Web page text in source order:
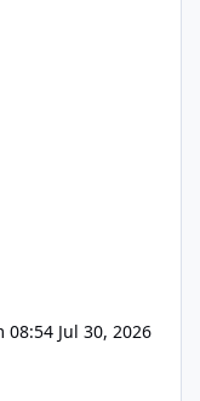
08:54 Jul 30, 2026